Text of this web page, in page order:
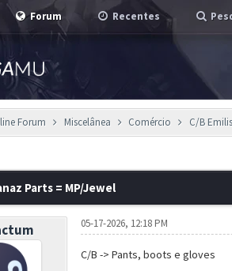
Forum Recentes
Forum Miscelânea Comércio C/B
Parts = MP/Jewel
05-17-2026, 12:18 PM
C/B -> Pants, boots e gloves